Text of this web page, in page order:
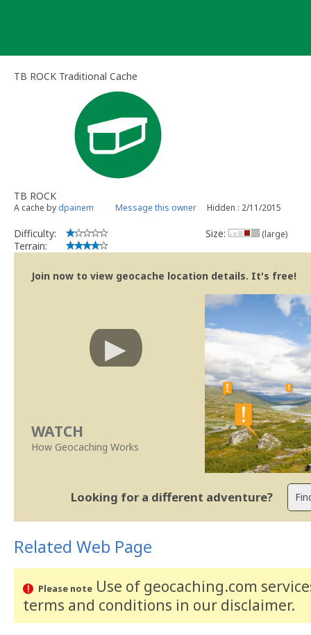
TB ROCK Traditional Cache
TB ROCK
A cache by dpainem Message this owner Hidden : 2/11/2015
Difficulty:
Terrain:
Size: (large)
Join now to view geocache location details. It's free!
WATCH
How Geocaching Works
Looking for a different adventure?
Related Web Page
Please noteUse of geocaching.com
terms and conditions in our disclaimer.